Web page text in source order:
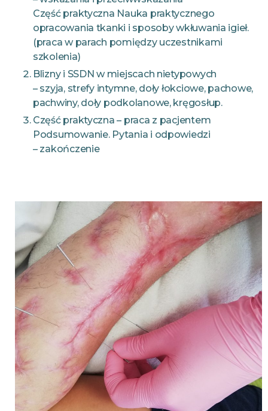
Część praktyczna Nauka praktycznego
opracowania tkanki i sposoby wkłuwania igieł.
(praca w parach pomiędzy uczestnikami
szkolenia)
Blizny i SSDN w miejscach nietypowych
– szyja, strefy intymne, doły łokciowe, pachowe,
pachwiny, doły podkolanowe, kręgosłup.
Część praktyczna – praca z pacjentem
Podsumowanie. Pytania i odpowiedzi
– zakończenie